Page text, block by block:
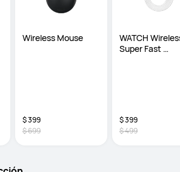
Wireless Mouse
$ 399
$ 699
WATCH
Super Fast
$ 399
$ 499